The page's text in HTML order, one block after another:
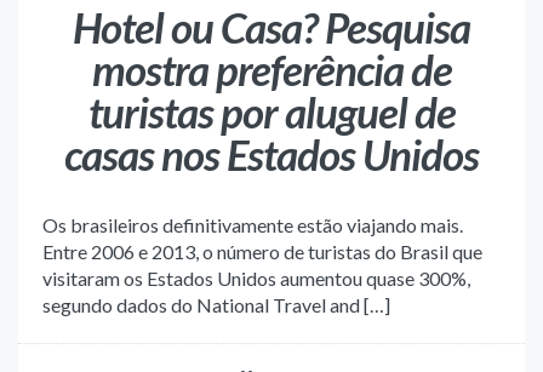
Hotel ou Casa? Pesquisa
mostra preferência de
turistas por aluguel de
casas nos Estados Unidos
Os brasileiros definitivamente estão viajando mais.
Entre 2006 e 2013, o número de turistas do Brasil que
visitaram os Estados Unidos aumentou quase 300%,
segundo dados do National Travel and […]